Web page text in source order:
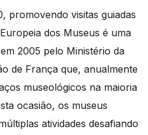
promovendo visitas guiadas
dos Museus é uma
2005 pelo Ministério da
de França que, anualmente
museológicos na maioria
ocasião, os museus
atividades desafiando